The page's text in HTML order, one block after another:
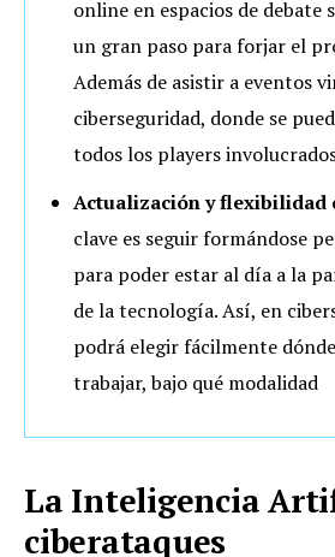
online en espacios de debate
un gran paso para forjar el
Además de asistir a eventos
ciberseguridad, donde se
todos los players
Actualización y flexibilidad
clave es seguir formándose
para poder estar al día a la
de la tecnología. Así, en
podrá elegir fácilmente
trabajar, bajo qué modalidad
La Inteligencia
ciberataques